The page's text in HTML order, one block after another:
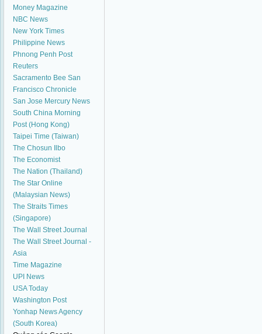
Money Magazine
NBC News
New York Times
Philippine News
Phnong Penh Post
Reuters
Sacramento Bee San
Francisco Chronicle
San Jose Mercury News
South China Morning
Post (Hong Kong)
Taipei Time (Taiwan)
The Chosun Ilbo
The Economist
The Nation (Thailand)
The Star Online
(Malaysian News)
The Straits Times
(Singapore)
The Wall Street Journal
The Wall Street Journal -
Asia
Time Magazine
UPI News
USA Today
Washington Post
Yonhap News Agency
(South Korea)